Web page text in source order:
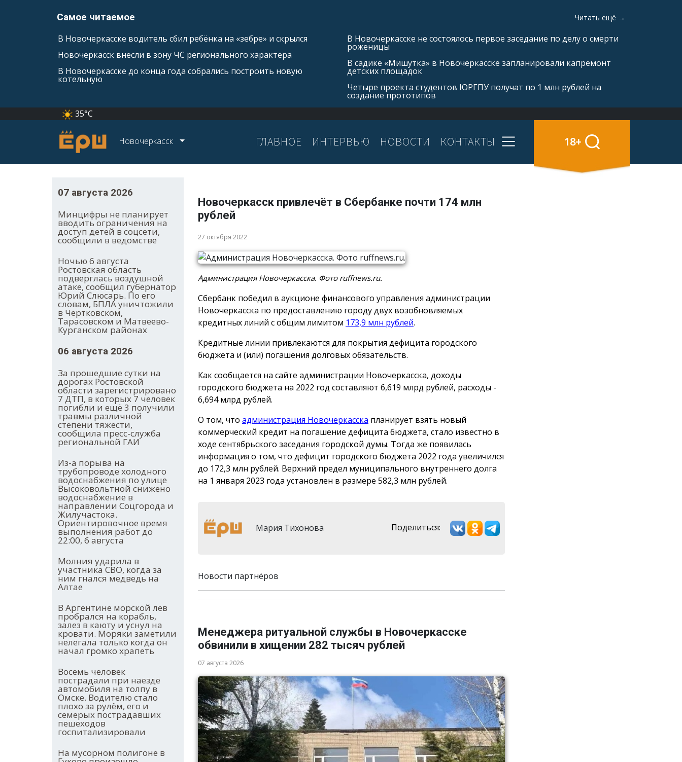
Самое читаемое Читать ещё →
В Новочеркасске водитель сбил ребёнка на «зебре» и скрылся
Новочеркасск внесли в зону ЧС регионального характера
В Новочеркасске до конца года собрались построить новую
котельную
В Новочеркасске не состоялось первое заседание по делу о смерти
роженицы
В садике «Мишутка» в Новочеркасске запланировали капремонт
детских площадок
Четыре проекта студентов ЮРГПУ получат по 1 млн рублей на
создание прототипов
35°C
Новочеркасск ГЛАВНОЕ ИНТЕРВЬЮ НОВОСТИ КОНТАКТЫ 18+
07 августа 2026
Минцифры не планирует
вводить ограничения на
доступ детей в соцсети,
сообщили в ведомстве
Ночью 6 августа
Ростовская область
подверглась воздушной
атаке, сообщил губернатор
Юрий Слюсарь. По его
словам, БПЛА уничтожили
в Чертковском,
Тарасовском и Матвеево-
Курганском районах
06 августа 2026
За прошедшие сутки на
дорогах Ростовской
области зарегистрировано
7 ДТП, в которых 7 человек
погибли и ещё 3 получили
травмы различной
степени тяжести,
сообщила пресс-служба
региональной ГАИ
Из-а порыва на
трубопроводе холодного
водоснабжения по улице
Высоковольтной снижено
водоснабжение в
направлении Соцгорода и
Жилучастока.
Ориентировочное время
выполнения работ до
22:00, 6 августа
Молния ударила в
участника СВО, когда за
ним гнался медведь на
Алтае
В Аргентине морской лев
пробрался на корабль,
залез в каюту и уснул на
кровати. Моряки заметили
нелегала только когда он
начал громко храпеть
Восемь человек
пострадали при наезде
автомобиля на толпу в
Омске. Водителю стало
плохо за рулём, его и
семерых пострадавших
пешеходов
госпитализировали
На мусорном полигоне в
Новочеркасск привлечёт в Сбербанке почти 174 млн
рублей
27 октября 2022
Администрация Новочеркасска. Фото ruffnews.ru.
Сбербанк победил в аукционе финансового управления администрации
Новочеркасска по предоставлению городу двух возобновляемых
кредитных линий с общим лимитом 173,9 млн рублей.
Кредитные линии привлекаются для покрытия дефицита городского
бюджета и (или) погашения долговых обязательств.
Как сообщается на сайте администрации Новочеркасска, доходы
городского бюджета на 2022 год составляют 6,619 млрд рублей, расходы -
6,694 млрд рублей.
О том, что администрация Новочеркасска планирует взять новый
коммерческий кредит на погашение дефицита бюджета, стало известно в
ходе сентябрьского заседания городской думы. Тогда же появилась
информация о том, что дефицит городского бюджета 2022 года увеличился
до 172,3 млн рублей. Верхний предел муниципального внутреннего долга
на 1 января 2023 года установлен в размере 582,3 млн рублей.
Мария Тихонова Поделиться:
Новости партнёров
Менеджера ритуальной службы в Новочеркасске
обвинили в хищении 282 тысяч рублей
07 августа 2026